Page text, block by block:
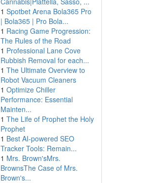
1 Spotbet Arena Bola365 Pro
| Bola365 | Pro Bola...
1 Racing Game Progression:
The Rules of the Road
1 Professional Lane Cove
Rubbish Removal for each...
1 The Ultimate Overview to
Robot Vacuum Cleaners
1 Optimize Chiller
Performance: Essential
Mainten...
1 The Life of Prophet the Holy
Prophet
1 Best AI-powered SEO
Tracker Tools: Remain...
1 Mrs. Brown'sMrs.
BrownsThe Case of Mrs.
Brown's...